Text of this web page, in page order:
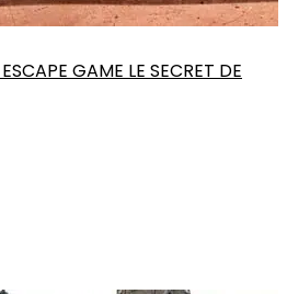
GAME LE SECRET DE